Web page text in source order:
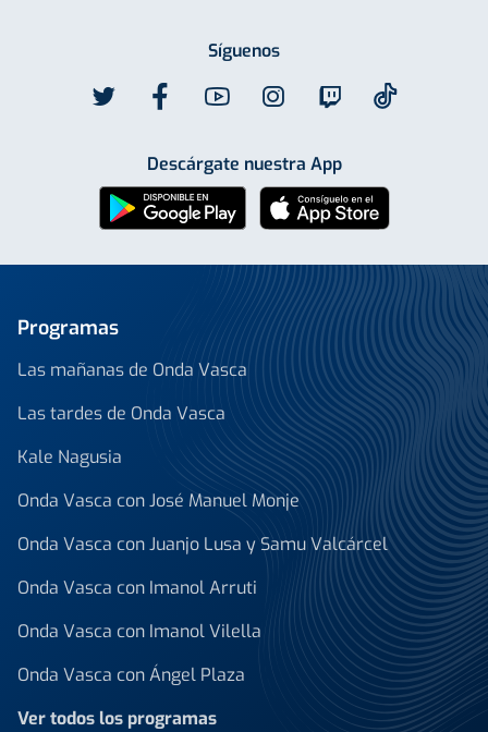
Síguenos
Descárgate nuestra App
Programas
Las mañanas de Onda Vasca
Las tardes de Onda Vasca
Kale Nagusia
Onda Vasca con José Manuel Monje
Onda Vasca con Juanjo Lusa y Samu Valcárcel
Onda Vasca con Imanol Arruti
Onda Vasca con Imanol Vilella
Onda Vasca con Ángel Plaza
Ver todos los programas